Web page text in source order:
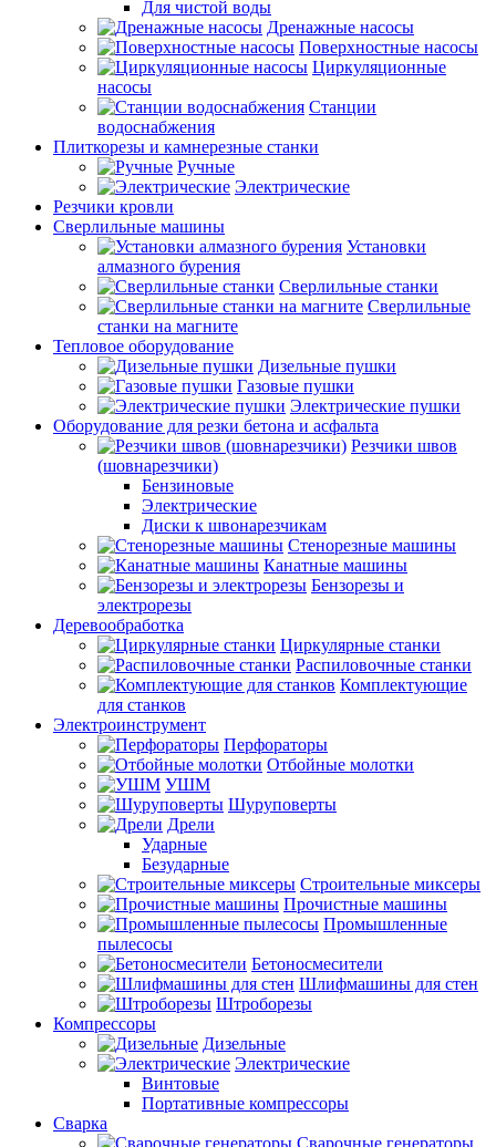
Для чистой воды
Дренажные насосы
Поверхностные насосы
Циркуляционные
насосы
Станции
водоснабжения
Плиткорезы и камнерезные станки
Ручные
Электрические
Резчики кровли
Сверлильные машины
Установки
алмазного бурения
Сверлильные станки
Сверлильные
станки на магните
Тепловое оборудование
Дизельные пушки
Газовые пушки
Электрические пушки
Оборудование для резки бетона и асфальта
Резчики швов
(шовнарезчики)
Бензиновые
Электрические
Диски к швонарезчикам
Стенорезные машины
Канатные машины
Бензорезы и
электрорезы
Деревообработка
Циркулярные станки
Распиловочные станки
Комплектующие
для станков
Электроинструмент
Перфораторы
Отбойные молотки
УШМ
Шуруповерты
Дрели
Ударные
Безударные
Строительные миксеры
Прочистные машины
Промышленные
пылесосы
Бетоносмесители
Шлифмашины для стен
Штроборезы
Компрессоры
Дизельные
Электрические
Винтовые
Портативные компрессоры
Сварка
Сварочные генераторы